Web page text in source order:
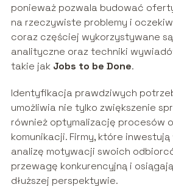
ponieważ pozwala budować
na rzeczywiste problemy i
coraz częściej wykorzystywane
analityczne oraz techniki
takie jak Jobs to be Done.
Identyfikacja prawdziwych
umożliwia nie tylko zwiększenie
również optymalizację procesów
komunikacji. Firmy, które inwestują
analizę motywacji swoich
przewagę konkurencyjną i
dłuższej perspektywie.